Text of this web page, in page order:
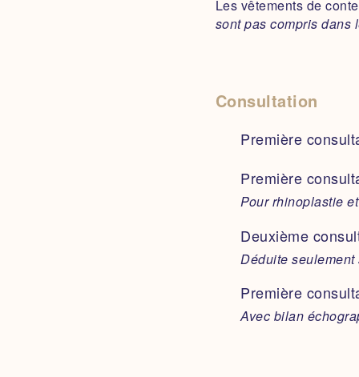
Les vêtements de
sont pas compris dans
Consultation
Première
Première
Pour rhinoplastie
Deuxième
Déduite
Première
Avec bilan
Possible :arrêt
Tarif de l’anesthésie
・Complément
Première
(hors cernes ou
2 seringues de
4 seringues de 1
Cernes creuses
Rhinoplastie